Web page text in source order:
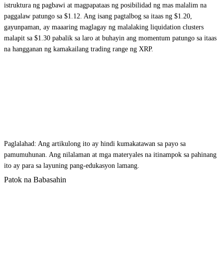
istruktura ng pagbawi at magpapataas ng posibilidad ng mas malalim na
paggalaw patungo sa $1.12. Ang isang pagtalbog sa itaas ng $1.20,
gayunpaman, ay maaaring maglagay ng malalaking liquidation clusters
malapit sa $1.30 pabalik sa laro at buhayin ang momentum patungo sa itaas
na hangganan ng kamakailang trading range ng XRP.
Paglalahad: Ang artikulong ito ay hindi kumakatawan sa payo sa
pamumuhunan. Ang nilalaman at mga materyales na itinampok sa pahinang
ito ay para sa layuning pang-edukasyon lamang.
Patok na Babasahin